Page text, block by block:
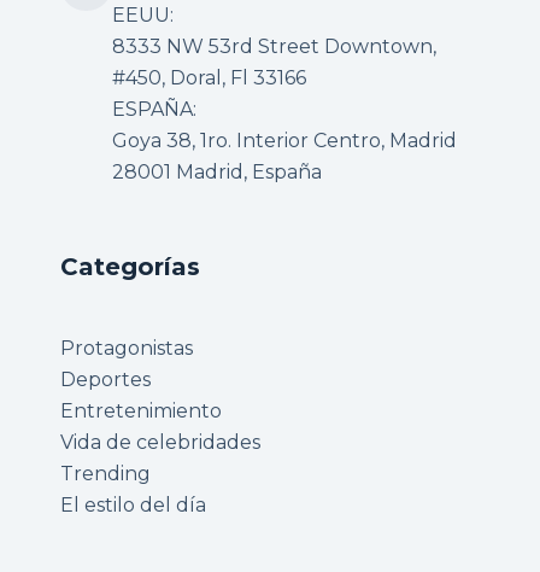
EEUU:
8333 NW 53rd Street Downtown,
#450, Doral, Fl 33166
ESPAÑA:
Goya 38, 1ro. Interior Centro, Madrid
28001 Madrid, España
Categorías
Protagonistas
Deportes
Entretenimiento
Vida de celebridades
Trending
El estilo del día